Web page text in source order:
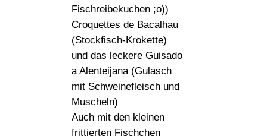
Fischreibekuchen ;o))
Croquettes de Bacalhau
(Stockfisch-Krokette)
und das leckere Guisado
a Alenteijana (Gulasch
mit Schweinefleisch und
Muscheln)
Auch mit den kleinen
frittierten Fischchen